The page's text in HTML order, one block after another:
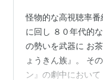
怪物的な高視聴率
に回し ８０年代的
の勢いを武器に お
ょうきん族』。 そ
ン』の劇中におい